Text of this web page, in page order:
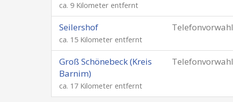
ca. 9 Kilometer entfernt
Telefonvorwahl
Seilershof
ca. 15 Kilometer entfernt
Telefonvorwahl
Groß Schönebeck (Kreis
Barnim)
ca. 17 Kilometer entfernt